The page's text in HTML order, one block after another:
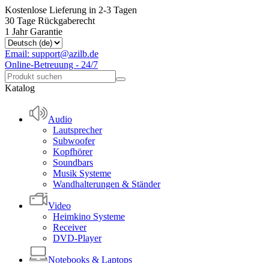
Kostenlose Lieferung in 2-3 Tagen
30 Tage Rückgaberecht
1 Jahr Garantie
Email: support@azilb.de
Online-Betreuung - 24/7
Katalog
Audio
Lautsprecher
Subwoofer
Kopfhörer
Soundbars
Musik Systeme
Wandhalterungen & Ständer
Video
Heimkino Systeme
Receiver
DVD-Player
Notebooks & Laptops